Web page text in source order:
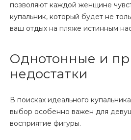
позволяют каждой женщине
купальник, который будет не
ваш отдых на пляже истинным
Однотонные и
недостатки
В поисках идеального
выбор особенно важен для
восприятие фигуры.